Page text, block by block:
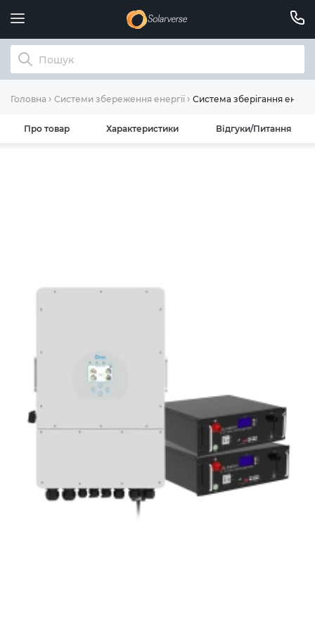
Головна Системи збереження енергії Система зберігання
Про товар Характеристики Відгуки/Питання